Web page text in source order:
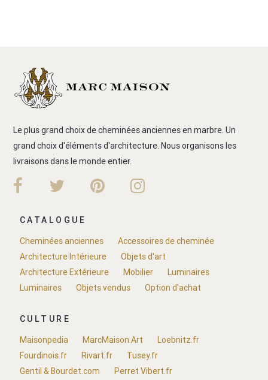
Le plus grand choix de cheminées anciennes en marbre. Un
grand choix d'éléments d'architecture. Nous organisons les
livraisons dans le monde entier.
CATALOGUE
Cheminées anciennes
Accessoires de cheminée
Architecture Intérieure
Objets d'art
Architecture Extérieure
Mobilier
Luminaires
Luminaires
Objets vendus Option d'achat
CULTURE
Maisonpedia
MarcMaison.Art
Loebnitz.fr
Fourdinois.fr
Rivart.fr
Tusey.fr
Gentil & Bourdet.com
Perret Vibert.fr